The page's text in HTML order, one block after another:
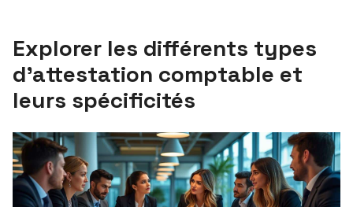
Explorer les différents types
d’attestation comptable et
leurs spécificités